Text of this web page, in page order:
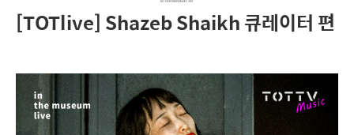
[TOTlive] Shazeb Shaikh 큐레이터 편